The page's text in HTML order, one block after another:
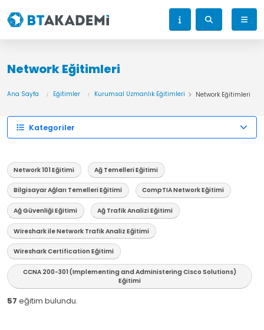
Network Eğitimleri
Ana Sayfa Eğitimler Kurumsal Uzmanlık Eğitimleri Network Eğitimleri
Kategoriler
Network 101 Eğitimi Ağ Temelleri Eğitimi
Bilgisayar Ağları Temelleri Eğitimi CompTIA Network Eğitimi
Ağ Güvenliği Eğitimi Ağ Trafik Analizi Eğitimi
Wireshark ile Network Trafik Analiz Eğitimi
Wireshark Certification Eğitimi
CCNA 200-301 (Implementing and Administering Cisco Solutions)
Eğitimi
57 eğitim bulundu.